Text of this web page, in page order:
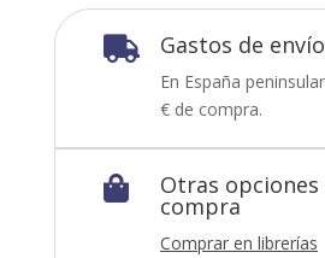
 Gastos de
En España
€ de compra.
 Otras opciones
compra
Comprar en librerías